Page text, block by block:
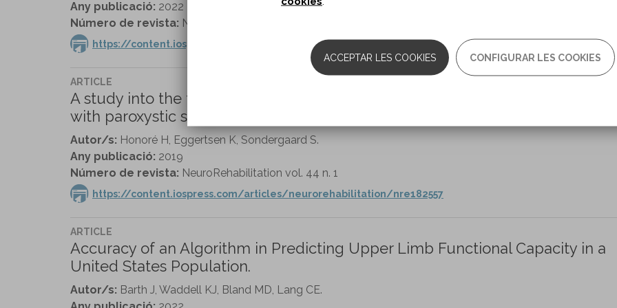
Any publicació: 2022
Número de revista: NeuroRehabilitation vol. 51 n. 2
https://content.iospress.com/articles/neurorehabilitation/nre220010
ARTICLE
A study into the feasibility of using HRV variables to guide treatment in
with paroxystic sympathetic hyperactivity in a neurointensive step-down unit.
Autor/s: Honoré H, Eggertsen K, Sondergaard S.
Any publicació: 2019
Número de revista: NeuroRehabilitation vol. 44 n. 1
https://content.iospress.com/articles/neurorehabilitation/nre182557
ARTICLE
Accuracy of an Algorithm in Predicting Upper Limb Functional Capacity in a
United States Population.
Autor/s: Barth J, Waddell KJ, Bland MD, Lang CE.
ACCEPTAR LES COOKIES CONFIGURAR LES COOKIES